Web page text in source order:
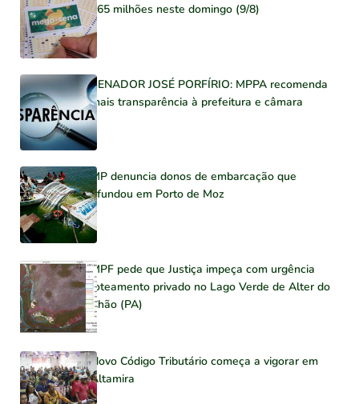
165 milhões neste domingo (9/8)
SENADOR JOSÉ PORFÍRIO: MPPA recomenda
mais transparência à prefeitura e câmara
MP denuncia donos de embarcação que
afundou em Porto de Moz
MPF pede que Justiça impeça com urgência
loteamento privado no Lago Verde de Alter do
Chão (PA)
Novo Código Tributário começa a vigorar em
Altamira